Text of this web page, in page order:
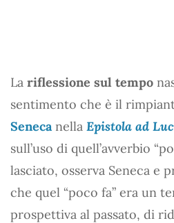
La riflessione sul tempo
sentimento che è il
Senecanella Epistola ad
sull’uso di quell’avverbio
lasciato, osserva Seneca e
che quel “poco fa” era un
prospettiva al passato, di